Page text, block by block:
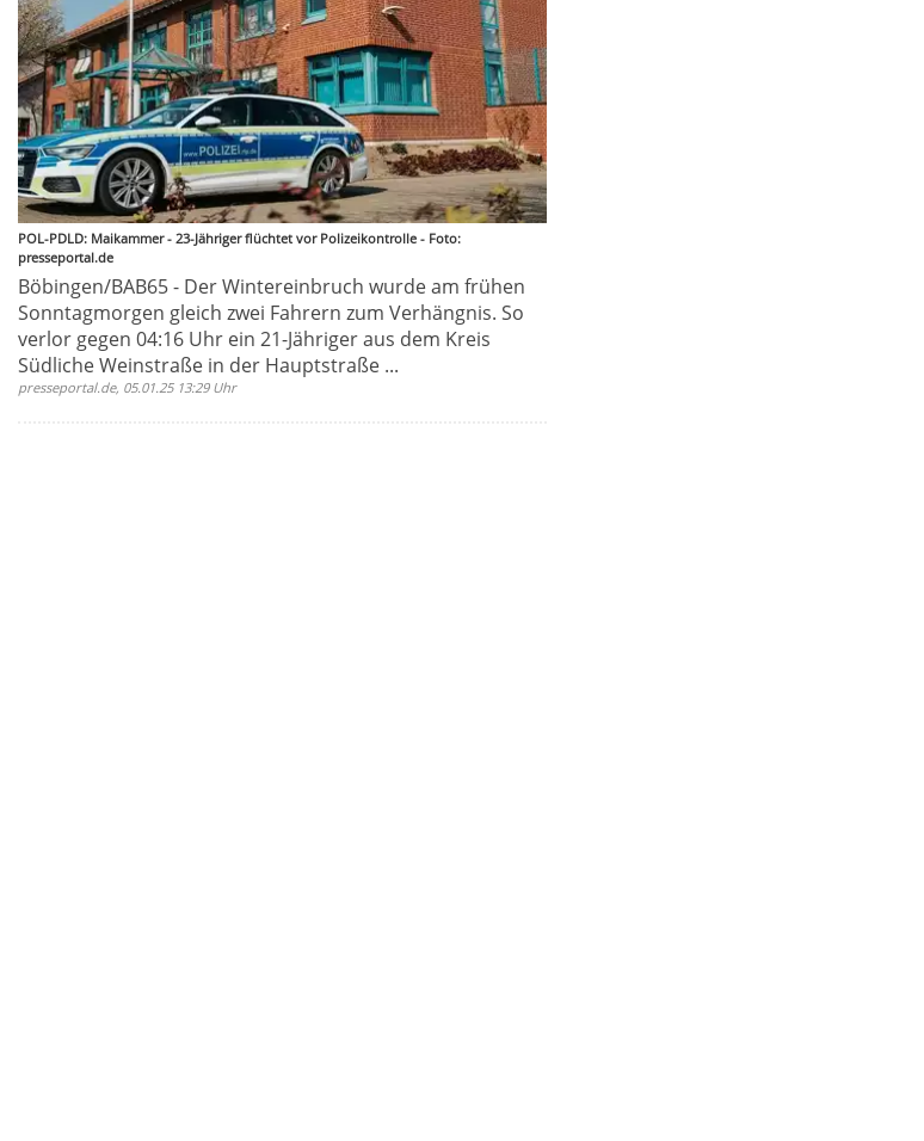
POL-PDLD: Maikammer - 23-Jähriger flüchtet vor Polizeikontrolle - Foto:
presseportal.de
Böbingen/BAB65 - Der Wintereinbruch wurde am frühen
Sonntagmorgen gleich zwei Fahrern zum Verhängnis. So
verlor gegen 04:16 Uhr ein 21-Jähriger aus dem Kreis
Südliche Weinstraße in der Hauptstraße ...
presseportal.de, 05.01.25 13:29 Uhr